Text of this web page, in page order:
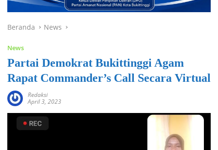
Beranda News
News
Partai Demokrat Bukittinggi Agam
Rapat Commander’s Call Secara Virtual
Redaksi
April 3, 2023